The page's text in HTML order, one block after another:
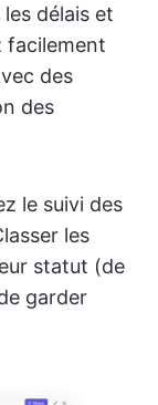
délais et
facilement
des
des
le suivi des
les
statut (de
garder